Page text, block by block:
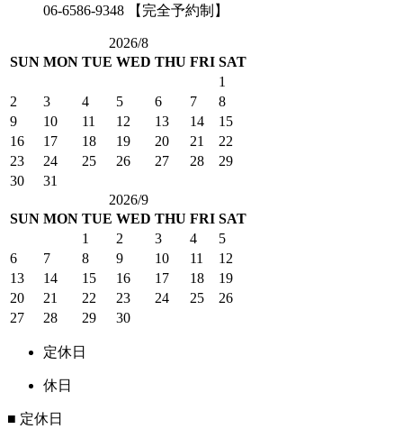
06-6586-9348 【完全予約制】
2026/8
SUN MON TUE WED THU FRI SAT
1
2
3 4 5 6 7
8
9
10 11 12 13 14
15
16
17 18 19 20 21
22
23
24 25 26 27 28
29
30
31
2026/9
SUN MON TUE WED THU FRI SAT
1
2 3 4
5
6
7 8 9 10 11
12
13
14 15 16 17 18
19
20
21 22 23 24 25
26
27
28 29 30
定休日
休日
■ 定休日